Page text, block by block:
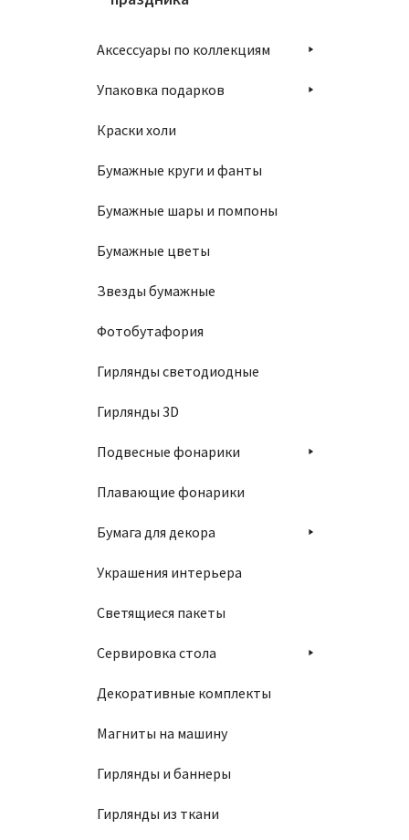
Аксессуары по коллекциям
Упаковка подарков
Краски холи
Бумажные круги и фанты
Бумажные шары и помпоны
Бумажные цветы
Звезды бумажные
Фотобутафория
Гирлянды светодиодные
Гирлянды 3D
Подвесные фонарики
Плавающие фонарики
Бумага для декора
Украшения интерьера
Светящиеся пакеты
Сервировка стола
Декоративные комплекты
Магниты на машину
Гирлянды и баннеры
Гирлянды из ткани